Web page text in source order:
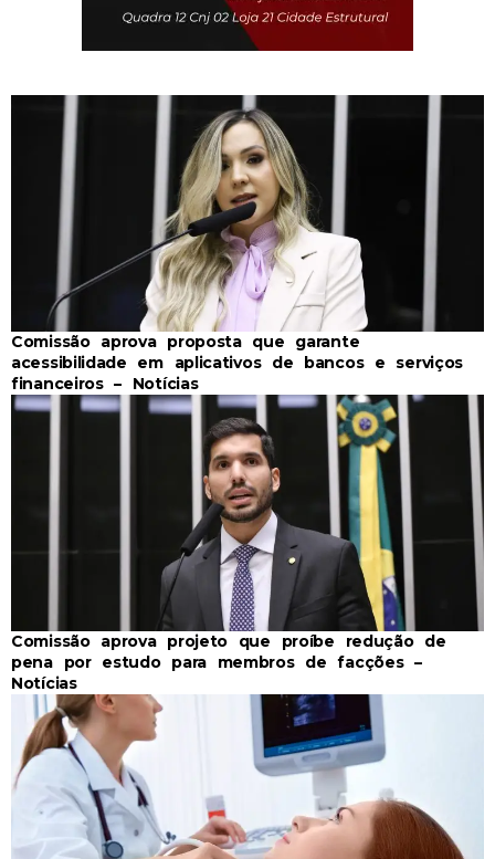
Comissão aprova proposta que garante
acessibilidade em aplicativos de bancos e serviços
financeiros – Notícias
Comissão aprova projeto que proíbe redução de
pena por estudo para membros de facções –
Notícias